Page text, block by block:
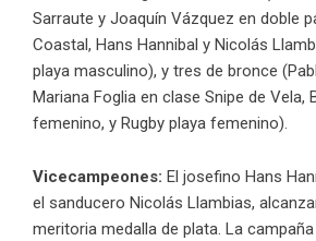
Sarraute y Joaquín Vázquez en doble
Coastal, Hans Hannibal y Nicolás
playa masculino), y tres de bronce
Mariana Foglia en clase Snipe de Vela,
femenino, y Rugby playa femenino).
Vicecampeones: El josefino Hans
el sanducero Nicolás Llambias,
meritoria medalla de plata. La